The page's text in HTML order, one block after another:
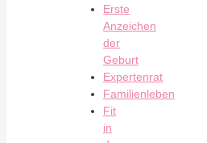
Erste
Anzeichen
der
Geburt
Expertenrat
Familienleben
Fit
in